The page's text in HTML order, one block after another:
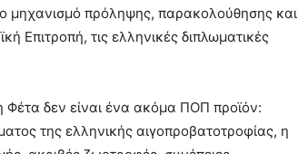
μηχανισμό πρόληψης, παρακολούθησης και
Επιτροπή, τις ελληνικές διπλωματικές
Φέτα δεν είναι ένα ακόμα ΠΟΠ προϊόν:
της ελληνικής αιγοπροβατοτροφίας, η